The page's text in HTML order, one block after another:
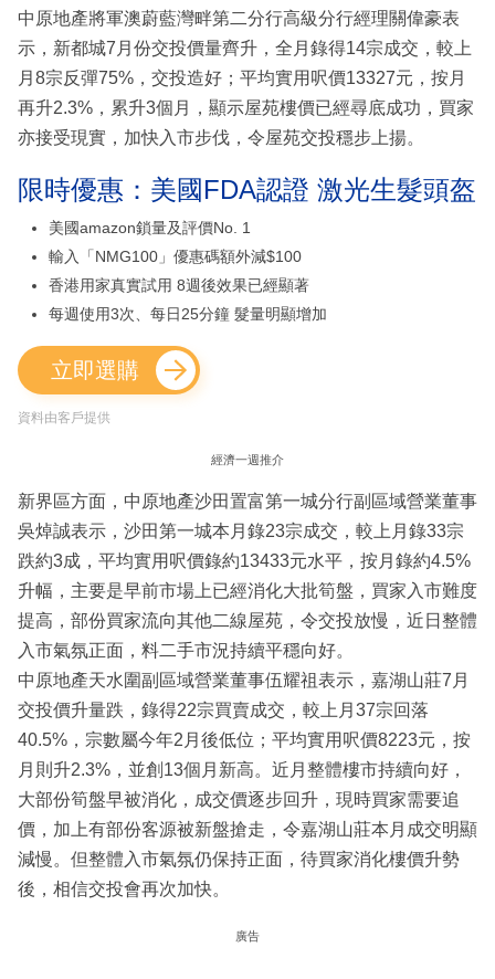
中原地產將軍澳蔚藍灣畔第二分行高級分行經理關偉豪表
示，新都城7月份交投價量齊升，全月錄得14宗成交，較上
月8宗反彈75%，交投造好；平均實用呎價13327元，按月
再升2.3%，累升3個月，顯示屋苑樓價已經尋底成功，買家
亦接受現實，加快入市步伐，令屋苑交投穩步上揚。
限時優惠：美國FDA認證 激光生髮頭盔
美國amazon鎖量及評價No. 1
輸入「NMG100」優惠碼額外減$100
香港用家真實試用 8週後效果已經顯著
每週使用3次、每日25分鐘 髮量明顯增加
立即選購
資料由客戶提供
經濟一週推介
新界區方面，中原地產沙田置富第一城分行副區域營業董事
吳焯誠表示，沙田第一城本月錄23宗成交，較上月錄33宗
跌約3成，平均實用呎價錄約13433元水平，按月錄約4.5%
升幅，主要是早前市場上已經消化大批筍盤，買家入市難度
提高，部份買家流向其他二線屋苑，令交投放慢，近日整體
入市氣氛正面，料二手市況持續平穩向好。
中原地產天水圍副區域營業董事伍耀祖表示，嘉湖山莊7月
交投價升量跌，錄得22宗買賣成交，較上月37宗回落
40.5%，宗數屬今年2月後低位；平均實用呎價8223元，按
月則升2.3%，並創13個月新高。近月整體樓市持續向好，
大部份筍盤早被消化，成交價逐步回升，現時買家需要追
價，加上有部份客源被新盤搶走，令嘉湖山莊本月成交明顯
減慢。但整體入市氣氛仍保持正面，待買家消化樓價升勢
後，相信交投會再次加快。
廣告